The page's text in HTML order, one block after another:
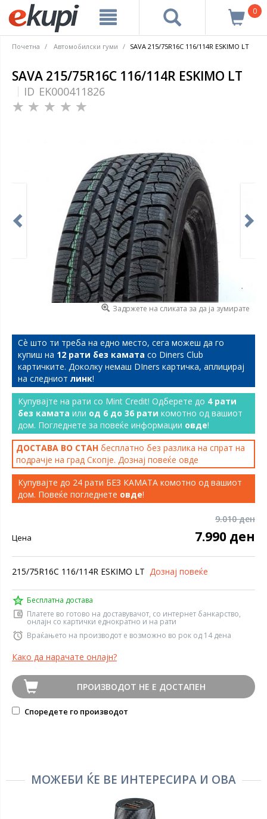
0
Почетна Автомобилски гуми SAVA 215/75R16C 116/114R ESKIMO LT
SAVA 215/75R16C 116/114R ESKIMO LT
ID EK000411826
Задржете на сликата за да ја зумирате
Сѐ што ти треба на едно место, сега можеш да го
купиш на 12 рати без камата со Diners Club
картичките. Доколку немаш DIners картичка, аплицирај
на следниот линк!
Купувајте на рати со Mint Credit! Одберете до 4 рати
без камата или од 6 до 36 рати комотно од вашиот
дом. Погледнете за повеќе информации овде!
ДОСТАВА ВО СТАН бесплатно без разлика на спрат на
подрачје на град Скопје. Дознај повеќе овде
Купувајте до 24 рати БЕЗ КАМАТА комотно од вашиот
дом. Повеќе погледнете овде!
9.010 ден
Цена 7.990 ден
215/75R16C 116/114R ESKIMO LT Дознај повеќе
Бесплатна достава
Платете во готово на доставувачот, со интернет банкарство,
онлајн со картички еднократно и на рати
Враќањето на производот е возможно во рок од 14 дена
Како да нарачате онлајн?
ПРОИЗВОДОТ НЕ Е ДОСТАПЕН
Споредете го производот
МОЖЕБИ ЌЕ ВЕ ИНТЕРЕСИРА И ОВА